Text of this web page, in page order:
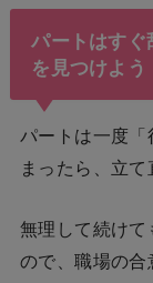
パートはすぐ
を見つけよう
パートは一度「
まったら、立て
無理して続けて
ので、職場の合